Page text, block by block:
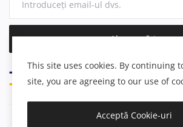
Abonează-te
This site uses cookies. By continuing
site, you are agreeing to our use of
Acceptă Cookie-uri